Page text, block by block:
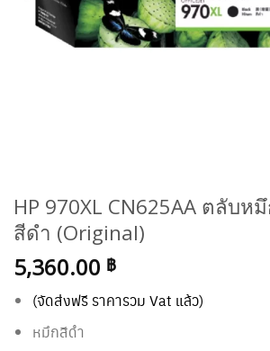
HP 970XL CN625AA ตลับห
สีดำ (Original)
5,360.00 ฿
(จัดส่งฟรี ราคารวม Vat แล้ว)
หมึกสีดำ